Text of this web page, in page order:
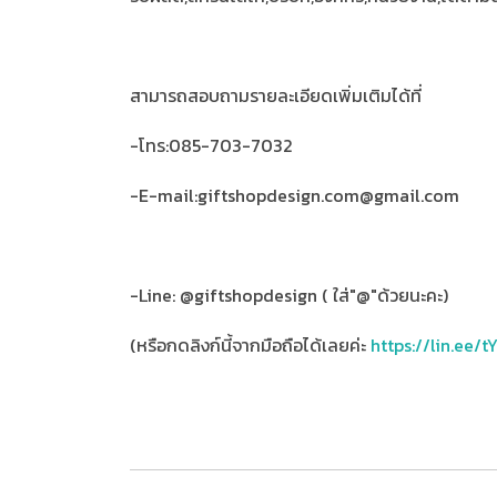
สามารถสอบถามรายละเอียดเพิ่มเติมได้ที่
-โทร:085-703-7032
-E-mail:giftshopdesign.com@gmail.com
-Line: @giftshopdesign ( ใส่"@"ด้วยนะคะ)
(หรือกดลิงก์นี้จากมือถือได้เลยค่ะ https://lin.ee/